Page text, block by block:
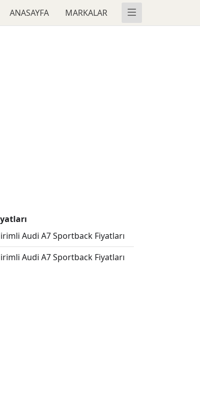
ANASAYFA MARKALAR
Audi A7 Sportback Fiyatları
Audi A7 Sportback Fiyatları